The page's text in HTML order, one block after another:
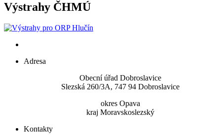
Výstrahy ČHMÚ
Adresa
Obecní úřad Dobroslavice
Slezská 260/3A, 747 94 Dobroslavice
okres Opava
kraj Moravskoslezský
Kontakty